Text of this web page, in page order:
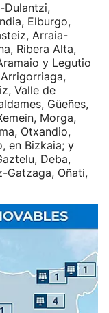
Dulantzi,
Elburgo,
Arraia-
Ribera Alta,
y Legutio
Valle de
Güeñes,
Morga,
Otxandio,
en Bizkaia; y
Deba,
Gatzaga, Oñati,